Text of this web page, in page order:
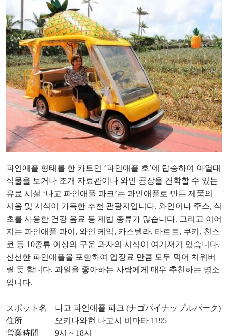
파인애플 형태를 한 카트인 ‘파인애플 호’에 탑승하여 아열대
식물을 보거나 조개 자료관이나 와인 공장을 견학할 수 있는
유료 시설 ‘나고 파인애플 파크’는 파인애플로 만든 제품의
시음 및 시식이 가득한 추천 관광지입니다. 와인이나 주스, 식
초를 사용한 건강 음료 등 제법 종류가 많습니다. 그리고 이어
지는 파인애플 파이, 와인 케익, 카스텔라, 타르트, 쿠키, 친스
코 등 10종류 이상의 구운 과자의 시식이 여기저기 있습니다.
신선한 파인애플을 포함하여 입장료 만큼 모두 먹어 치워버
릴 듯 합니다. 과일을 좋아하는 사람에게 매우 추천하는 명소
입니다.
スポット名 나고 파인애플 파크 (ナゴパイナップルパーク)
住所 오키나와현 나고시 비마타 1195
営業時間 9시 ~ 18시